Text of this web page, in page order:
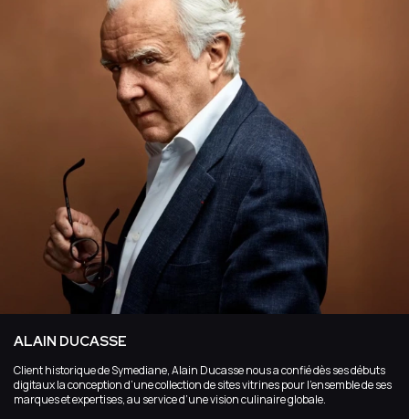
ALAIN DUCASSE
Client historique de Symediane, Alain Ducasse nous a confié dès ses débuts
digitaux la conception d’une collection de sites vitrines pour l’ensemble de ses
marques et expertises, au service d’une vision culinaire globale.